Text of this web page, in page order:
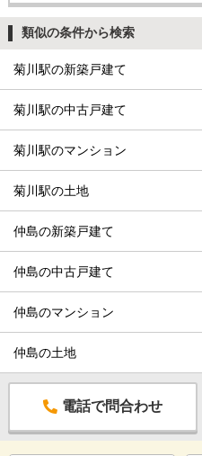
類似の条件から検索
菊川駅の新築戸建て
菊川駅の中古戸建て
菊川駅のマンション
菊川駅の土地
仲島の新築戸建て
仲島の中古戸建て
仲島のマンション
仲島の土地
電話で問合わせ